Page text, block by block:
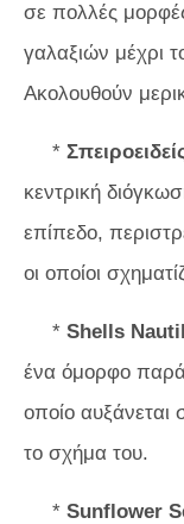
σε πολλές
γαλαξιών μέχρι
Ακολουθούν
*
κεντρική
επίπεδο,
οι οποίοι
* Shells
ένα όμορφο
οποίο
το σχήμα του.
* Sunflower